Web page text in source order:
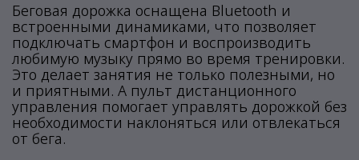
Беговая дорожка оснащена Bluetooth и
встроенными динамиками, что позволяет
подключать смартфон и воспроизводить
любимую музыку прямо во время тренировки.
Это делает занятия не только полезными, но
и приятными. А пульт дистанционного
управления помогает управлять дорожкой без
необходимости наклоняться или отвлекаться
от бега.